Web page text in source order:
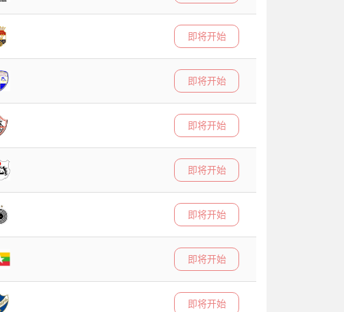
即将开始
即将开始
即将开始
即将开始
即将开始
即将开始
即将开始